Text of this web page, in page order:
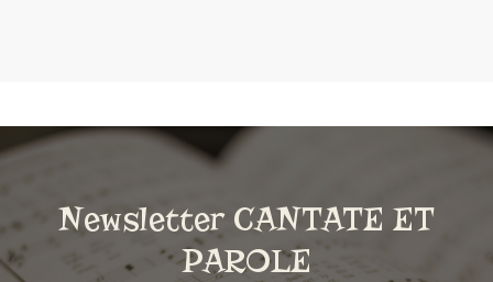
Newsletter CANTATE ET
PAROLE